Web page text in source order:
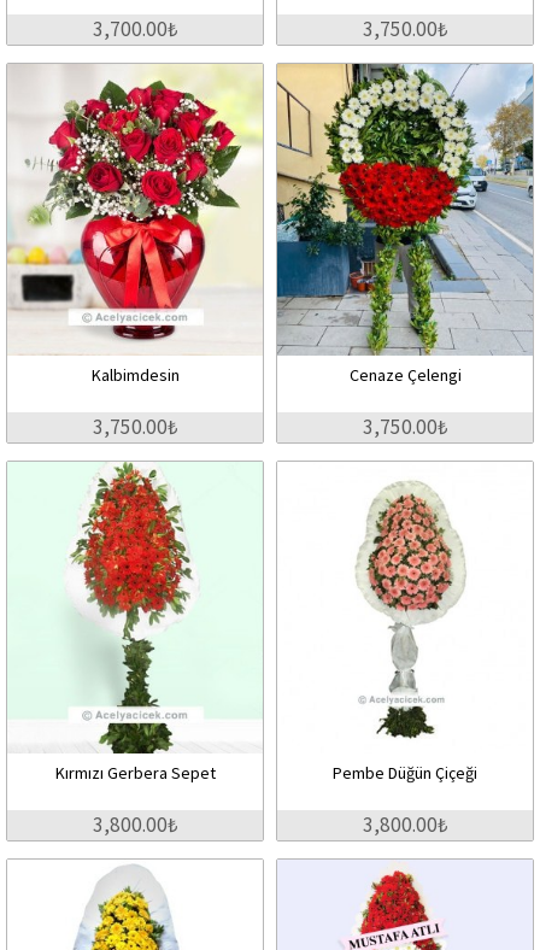
3,700.00₺ 3,750.00₺
Kalbimdesin
3,750.00₺
Cenaze Çelengi
3,750.00₺
Kırmızı Gerbera Sepet
3,800.00₺
Pembe Düğün Çiçeği
3,800.00₺